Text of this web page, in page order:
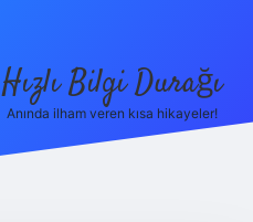
Hızlı Bilgi Durağı
Anında ilham veren kısa hikayeler!